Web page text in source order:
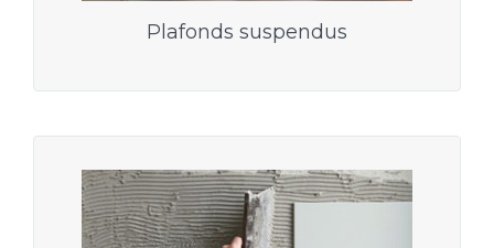
Plafonds suspendus